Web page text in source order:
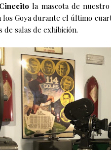
Cinecito la mascota de
los Goya duranteel último
de salas de exhibición.